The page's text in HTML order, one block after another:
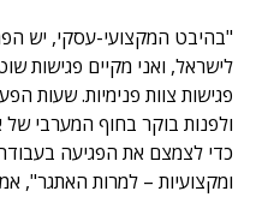
לישראל, ואני מקיים פגישות
פגישות צוות פנימיות. שעות
ולפנות בוקר בחוף המערבי
כדי לצמצם את הפגיעה
ומקצועיות – למרות האתגר",